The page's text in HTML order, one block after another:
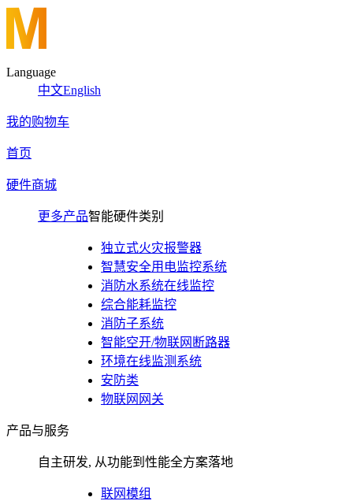
Language
中文English
我的购物车
首页
硬件商城
更多产品智能硬件类别
独立式火灾报警器
智慧安全用电监控系统
消防水系统在线监控
综合能耗监控
消防子系统
智能空开/物联网断路器
环境在线监测系统
安防类
物联网网关
产品与服务
自主研发, 从功能到性能全方案落地
联网模组